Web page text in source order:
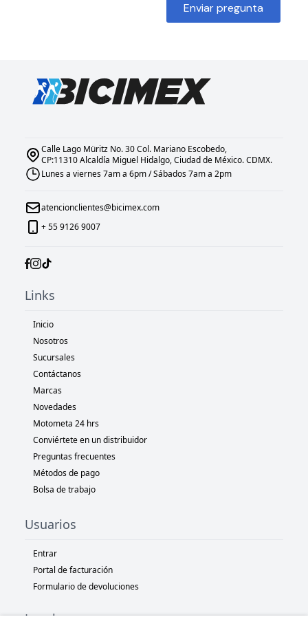
Enviar pregunta
Calle Lago Müritz No. 30 Col. Mariano Escobedo,
CP:11310 Alcaldía Miguel Hidalgo, Ciudad de México. CDMX.
Lunes a viernes 7am a 6pm / Sábados 7am a 2pm
atencionclientes@bicimex.com
+ 55 9126 9007
Links
Inicio
Nosotros
Sucursales
Contáctanos
Marcas
Novedades
Motometa 24 hrs
Conviértete en un distribuidor
Preguntas frecuentes
Métodos de pago
Bolsa de trabajo
Usuarios
Entrar
Portal de facturación
Formulario de devoluciones
Legal